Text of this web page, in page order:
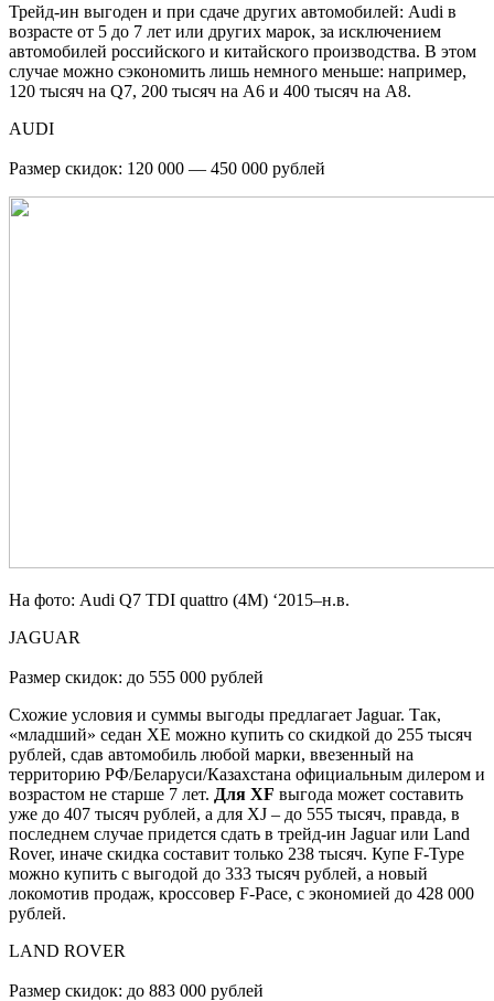
Трейд-ин выгоден и при сдаче других автомобилей: Audi в
возрасте от 5 до 7 лет или других марок, за исключением
автомобилей российского и китайского производства. В этом
случае можно сэкономить лишь немного меньше: например,
120 тысяч на Q7, 200 тысяч на A6 и 400 тысяч на A8.
AUDI
Размер скидок: 120 000 — 450 000 рублей
На фото: Audi Q7 TDI quattro (4M) ‘2015–н.в.
JAGUAR
Размер скидок: до 555 000 рублей
Схожие условия и суммы выгоды предлагает Jaguar. Так,
«младший» седан XE можно купить со скидкой до 255 тысяч
рублей, сдав автомобиль любой марки, ввезенный на
территорию РФ/Беларуси/Казахстана официальным дилером и
возрастом не старше 7 лет. Для XF выгода может составить
уже до 407 тысяч рублей, а для XJ – до 555 тысяч, правда, в
последнем случае придется сдать в трейд-ин Jaguar или Land
Rover, иначе скидка составит только 238 тысяч. Купе F-Type
можно купить с выгодой до 333 тысяч рублей, а новый
локомотив продаж, кроссовер F-Pace, с экономией до 428 000
рублей.
LAND ROVER
Размер скидок: до 883 000 рублей